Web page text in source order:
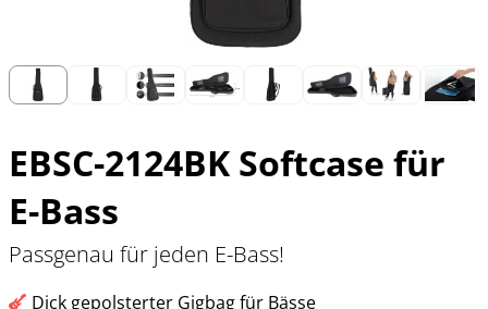
EBSC-2124BK Softcase für
E-Bass
Passgenau für jeden E-Bass!
Dick gepolsterter Gigbag für Bässe